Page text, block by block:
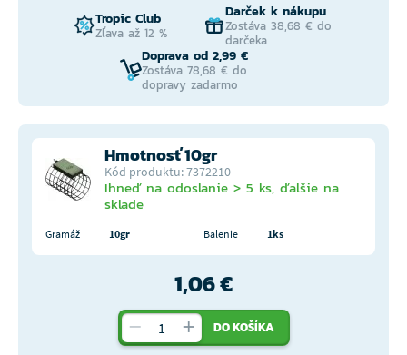
Tropic Club
Zľava až 12 %
Darček k nákupu
Zostáva 38,68 € do
darčeka
Doprava od 2,99 €
Zostáva 78,68 € do
dopravy zadarmo
Hmotnosť 10gr
Kód produktu: 7372210
Ihneď na odoslanie > 5 ks, ďalšie na
sklade
Gramáž 10gr Balenie 1ks
1,06 €
DO KOŠÍKA